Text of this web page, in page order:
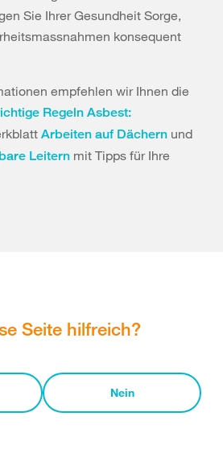
Sie Ihrer Gesundheit Sorge,
konsequent
empfehlen wir Ihnen die
Regeln Asbest:
Arbeiten auf Dächern und
Leitern mit Tipps für Ihre
Seite hilfreich?
Nein